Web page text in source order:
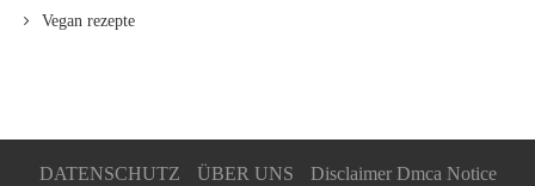
Vegan rezepte
DATENSCHUTZ ÜBER UNS Disclaimer Dmca Notice